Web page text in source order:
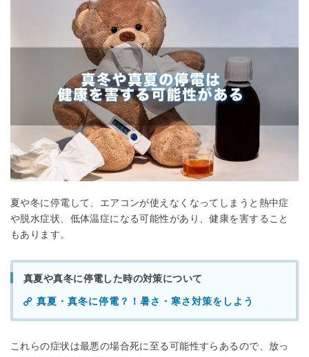
夏や冬に停電して、エアコンが使えなくなってしまうと熱中症
や脱水症状、低体温症になる可能性があり、健康を害すること
もあります。
真夏や真冬に停電した時の対策について
真夏・真冬に停電？！暑さ・寒さ対策をしよう
これらの症状は最悪の場合死に至る可能性すらあるので、放っ